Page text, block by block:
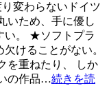
変わらないドイツ
いため、手に優し
い。 ★ソフトプラ
けることがない。
重ねたり、 しか
の作品…続きを読